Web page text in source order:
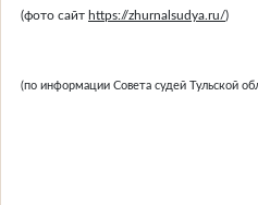
(фото сайт https://zhurnalsudya.ru/)
(по информации Совета судей Тульской